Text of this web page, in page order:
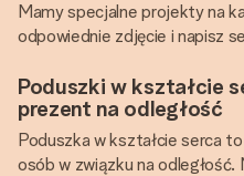
Mamy specjalne projekty na
odpowiednie zdjęcie i napisz
Poduszki w kształcie
prezent na odległość
Poduszka w kształcie serca
osób w związku na odległość.